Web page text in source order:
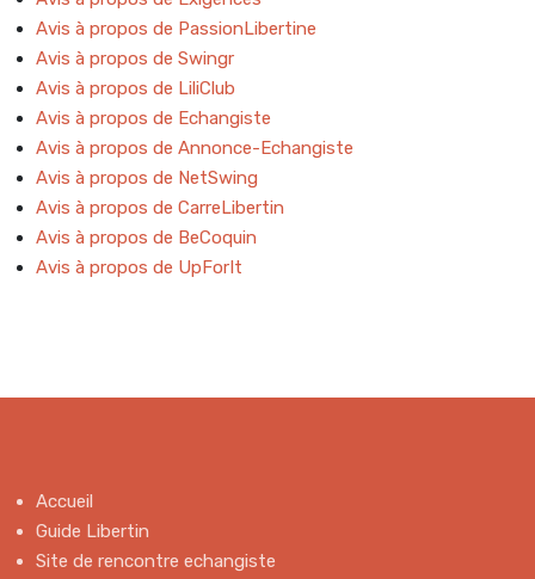
Avis à propos de PassionLibertine
Avis à propos de Swingr
Avis à propos de LiliClub
Avis à propos de Echangiste
Avis à propos de Annonce-Echangiste
Avis à propos de NetSwing
Avis à propos de CarreLibertin
Avis à propos de BeCoquin
Avis à propos de UpForIt
Accueil
Guide Libertin
Site de rencontre echangiste